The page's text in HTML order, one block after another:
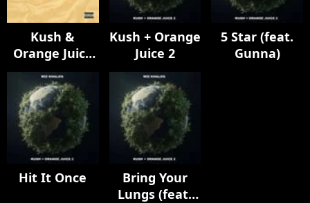
Kush &
Orange Juice
(15th
Anniversary)
Kush + Orange
Juice 2
5 Star (feat.
Gunna)
Hit It Once
Bring Your
Lungs (feat.